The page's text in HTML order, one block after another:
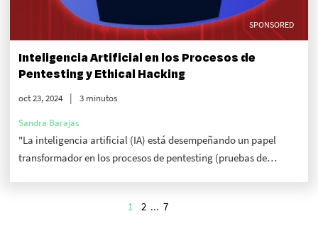
SPONSORED
Inteligencia Artificial en los Procesos de
Pentesting y Ethical Hacking
oct 23, 2024 3 minutos
Sandra Barajas
"La inteligencia artificial (IA) está desempeñando un papel
transformador en los procesos de pentesting (pruebas de
1
2 ... 7